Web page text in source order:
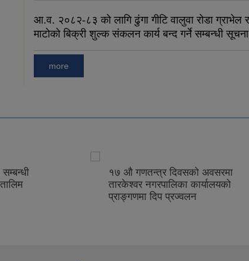
आ.व. २०८२-८३ को लागि ढुंगा गीटि वालुवा रोडा ग्राभेल र
माटोको बिक्री शुल्क संकलन कार्य बन्द गर्ने सम्बन्धी सूचना
more
१७ औ गणतन्त्र दिवसको अवसरमा
तारकेश्वर नगरपालिका कार्यालयको
प्राङ्गणमा दिप प्रज्वलन